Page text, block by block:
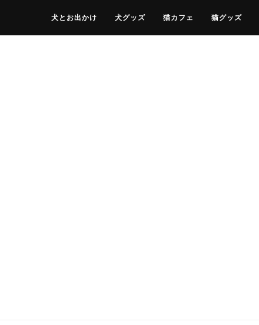
犬とお出かけ 犬グッズ 猫カフェ 猫グッズ